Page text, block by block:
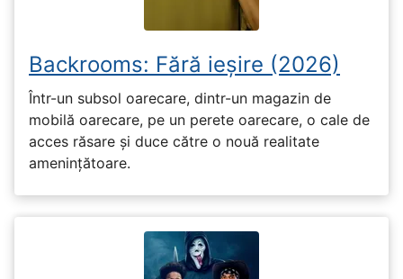
Backrooms: Fără ieșire (2026)
Într-un subsol oarecare, dintr-un magazin de
mobilă oarecare, pe un perete oarecare, o cale de
acces răsare și duce către o nouă realitate
amenințătoare.